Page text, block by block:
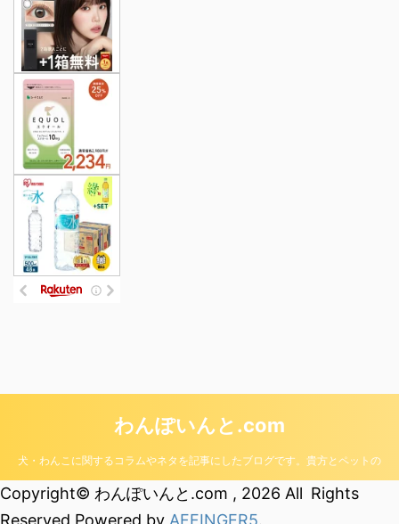
わんぽいんと.com
犬・わんこに関するコラムやネタを記事にしたブログです。貴方とペットの
生活のワンポイントとなる様なブログを目指しています。
Copyright© わんぽいんと.com , 2026 All Rights
Reserved Powered by AFFINGER5